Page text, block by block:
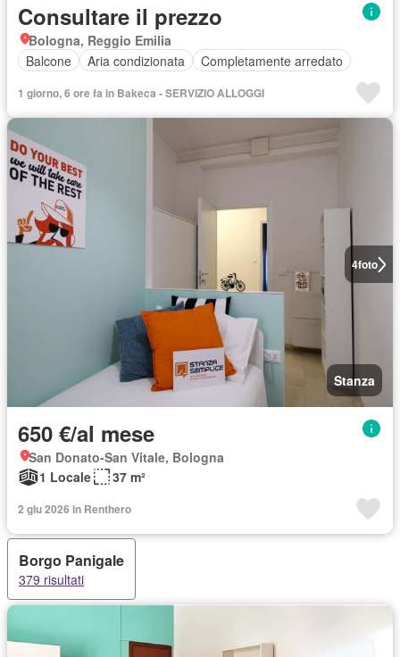
Consultare il prezzo
Bologna, Reggio Emilia
Balcone
Aria condizionata Completamente arredato
1 giorno, 6 ore fa in Bakeca - SERVIZIO ALLOGGI
4foto
Stanza
650 €/al mese
San Donato-San Vitale, Bologna
1 Locale
37 m²
2 giu 2026 in Renthero
Borgo Panigale
379 risultati